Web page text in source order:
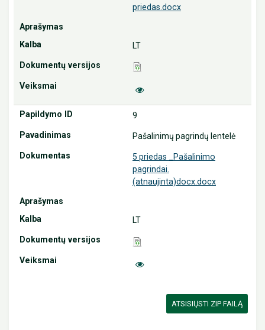
priedas.docx
LT
9
Pašalinimų pagrindų lentelė
5 priedas _Pašalinimo
pagrindai.
(atnaujinta)docx.docx
LT
ATSISIŲSTI ZIP FAILĄ